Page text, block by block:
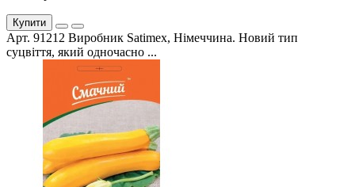
Купити
Арт. 91212 Виробник Satimex, Німеччина. Новий тип
суцвіття, який одночасно ...